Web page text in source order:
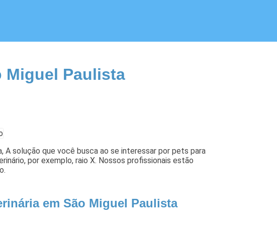
Miguel Paulista
A solução que você busca ao se interessar por pets para
por exemplo, raio X. Nossos profissionais estão
em São Miguel Paulista